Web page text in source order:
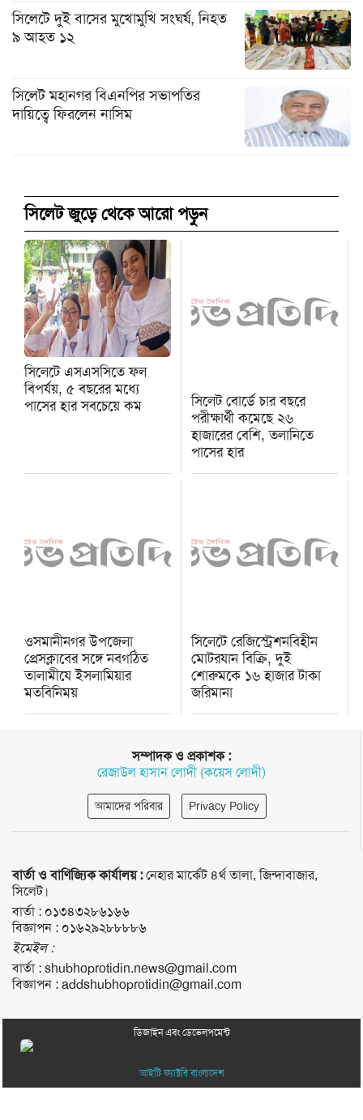
সিলেটে দুই বাসের মুখোমুখি সংঘর্ষ, নিহত
৯ আহত ১২
সিলেট মহানগর বিএনপির সভাপতির
দায়িত্বে ফিরলেন নাসিম
সিলেট জুড়ে থেকে আরো পড়ুন
সিলেটে এসএসসিতে ফল
বিপর্যয়, ৫ বছরের মধ্যে
পাসের হার সবচেয়ে কম
সিলেট বোর্ডে চার বছরে
পরীক্ষার্থী কমেছে ২৬
হাজারের বেশি, তলানিতে
পাসের হার
ওসমানীনগর উপজেলা
প্রেসক্লাবের সঙ্গে নবগঠিত
তালামীযে ইসলামিয়ার
মতবিনিময়
সিলেটে রেজিস্ট্রেশনবিহীন
মোটরযান বিক্রি, দুই
শোরুমকে ১৬ হাজার টাকা
জরিমানা
সম্পাদক ও প্রকাশক :
রেজাউল হাসান লোদী (কয়েস লোদী)
আমাদের পরিবার Privacy Policy
বার্তা ও বাণিজ্যিক কার্যালয় :নেহার মার্কেট ৪র্থ তালা, জিন্দাবাজার,
সিলেট।
বার্তা : ০১৩৪৩২৮৬১৬৬
বিজ্ঞাপন : ০১৬২৯২৮৮৮৮৬
ইমেইল :
বার্তা :shubhoprotidin.news@gmail.com
বিজ্ঞাপন :addshubhoprotidin@gmail.com
ডিজাইন এবং ডেভেলপমেন্ট
আইটি ফ্যাক্টরি বাংলাদেশ